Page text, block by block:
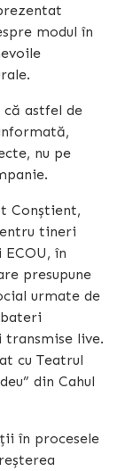
modul în
astfel de
nu pe
Conștient,
tineri
în
presupune
urmate de
live.
cu Teatrul
din Cahul
în procesele